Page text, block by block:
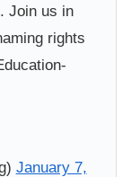
Join us in
rights
January 7,